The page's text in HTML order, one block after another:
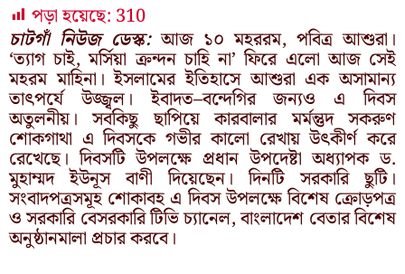
পড়া হয়েছে: 310
চাটগাঁ নিউজ ডেস্ক:আজ ১০ মহররম, পবিত্র আশুরা।
‘ত্যাগ চাই, মর্সিয়া ক্রন্দন চাহি না’ ফিরে এলো আজ সেই
মহরম মাহিনা। ইসলামের ইতিহাসে আশুরা এক অসামান্য
তাৎপর্যে উজ্জ্বল। ইবাদত–বন্দেগির জন্যও এ দিবস
অতুলনীয়। সবকিছু ছাপিয়ে কারবালার মর্মন্তুদ সকরুণ
শোকগাথা এ দিবসকে গভীর কালো রেখায় উৎকীর্ণ করে
রেখেছে। দিবসটি উপলক্ষে প্রধান উপদেষ্টা অধ্যাপক ড.
মুহাম্মদ ইউনূস বাণী দিয়েছেন। দিনটি সরকারি ছুটি।
সংবাদপত্রসমূহ শোকাবহ এ দিবস উপলক্ষে বিশেষ ক্রোড়পত্র
ও সরকারি বেসরকারি টিভি চ্যানেল, বাংলাদেশ বেতার বিশেষ
অনুষ্ঠানমালা প্রচার করবে।